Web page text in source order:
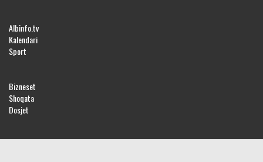
Albinfo.tv
Kalendari
Sport
Bizneset
Shoqata
Dosjet